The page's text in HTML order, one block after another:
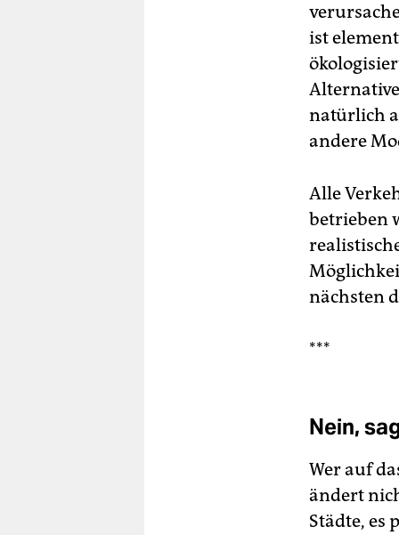
ist
natürlich
andere
Alle
betrieben
nächsten
***
Nein,
Wer auf
ändert
Städte, es